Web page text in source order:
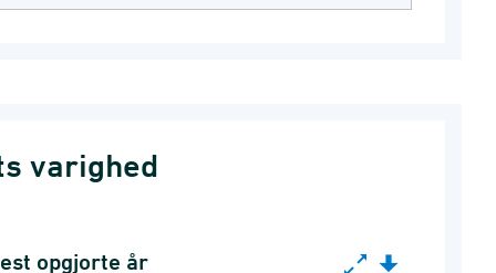
varighed
opgjorte år